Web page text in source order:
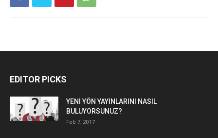
EDITOR PICKS
YENİ YÖN YAYINLARINI NASIL
BULUYORSUNUZ?
Feb 7, 2017